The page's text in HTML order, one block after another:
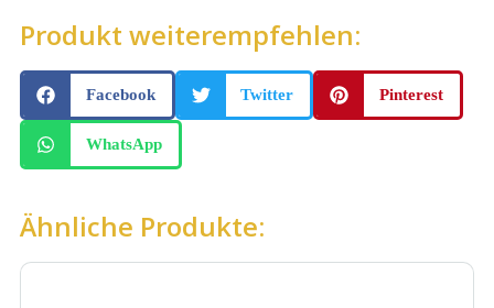
Produkt weiterempfehlen:
Facebook Twitter Pinterest
WhatsApp
Ähnliche Produkte: